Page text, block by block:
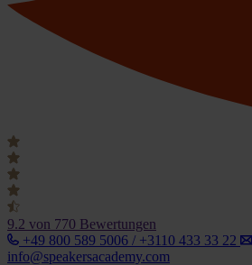
9.2 von 770 Bewertungen
+49 800 589 5006 / +3110 433 33 22
info@speakersacademy.com